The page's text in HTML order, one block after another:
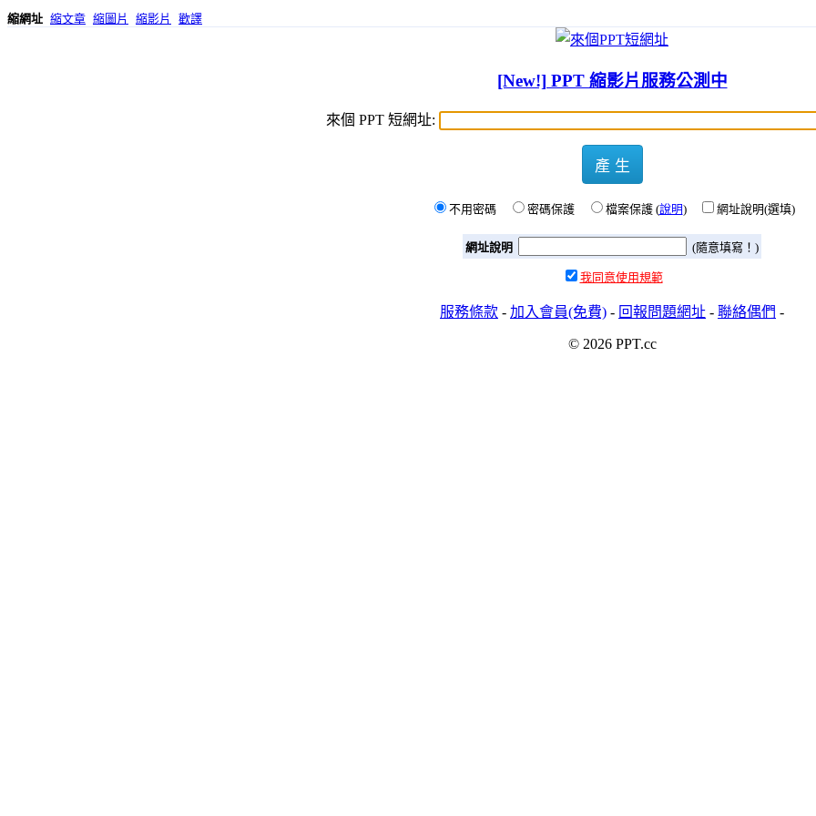
縮網址 縮文章 縮圖片 縮影片 歡譯
[New!] PPT 縮影片服務公測中
來個 PPT 短網址:
產 生
不用密碼 密碼保護 檔案保護 (說明) 網址說明(選填)
網址說明 (隨意填寫！)
我同意使用規範
服務條款 - 加入會員(免費) - 回報問題網址 - 聯絡偶們 -
© 2026 PPT.cc